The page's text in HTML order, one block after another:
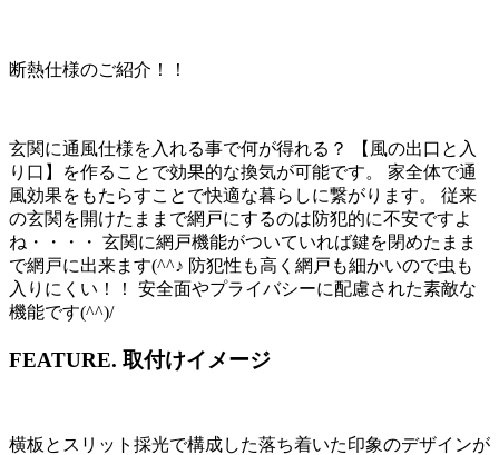
断熱仕様のご紹介！！
玄関に通風仕様を入れる事で何が得れる？ 【風の出口と入
り口】を作ることで効果的な換気が可能です。 家全体で通
風効果をもたらすことで快適な暮らしに繋がります。 従来
の玄関を開けたままで網戸にするのは防犯的に不安ですよ
ね・・・・ 玄関に網戸機能がついていれば鍵を閉めたまま
で網戸に出来ます(^^♪ 防犯性も高く網戸も細かいので虫も
入りにくい！！ 安全面やプライバシーに配慮された素敵な
機能です(^^)/
FEATURE. 取付けイメージ
横板とスリット採光で構成した落ち着いた印象のデザインが